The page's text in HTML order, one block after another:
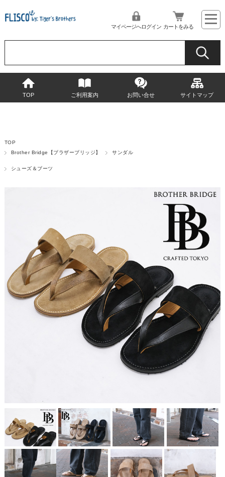
マイページへログイン カートをみる
TOP ご利用案内 お問い合せ サイトマップ
TOP
Brother Bridge【ブラザーブリッジ】
サンダル
シューズ＆ブーツ